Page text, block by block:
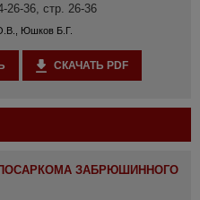
26-36, стр. 26-36
Юшков Б.Г.
СКАЧАТЬ PDF
ЗАБРЮШИННОГО